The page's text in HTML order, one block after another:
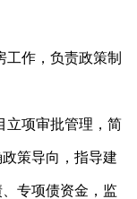
作，负责政策制
立项审批管理，简
策导向，指导建
专项债资金，监